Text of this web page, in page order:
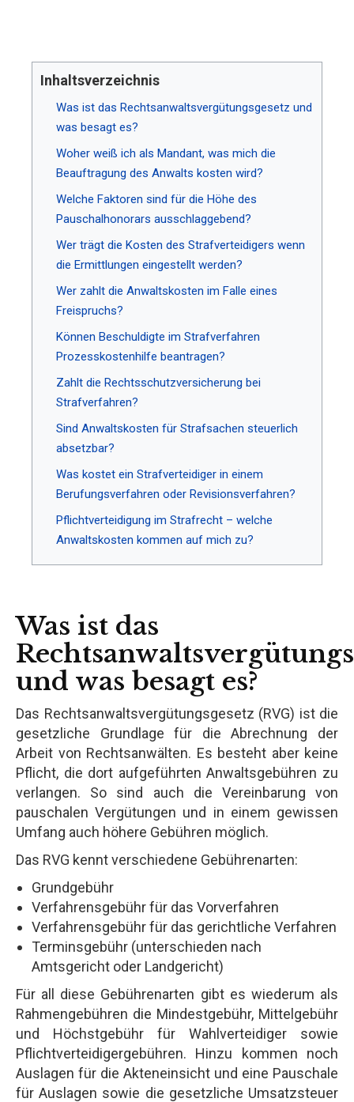
Inhaltsverzeichnis
Was ist das Rechtsanwaltsvergütungsgesetz und
was besagt es?
Woher weiß ich als Mandant, was mich die
Beauftragung des Anwalts kosten wird?
Welche Faktoren sind für die Höhe des
Pauschalhonorars ausschlaggebend?
Wer trägt die Kosten des Strafverteidigers wenn
die Ermittlungen eingestellt werden?
Wer zahlt die Anwaltskosten im Falle eines
Freispruchs?
Können Beschuldigte im Strafverfahren
Prozesskostenhilfe beantragen?
Zahlt die Rechtsschutzversicherung bei
Strafverfahren?
Sind Anwaltskosten für Strafsachen steuerlich
absetzbar?
Was kostet ein Strafverteidiger in einem
Berufungsverfahren oder Revisionsverfahren?
Pflichtverteidigung im Strafrecht – welche
Anwaltskosten kommen auf mich zu?
Was ist das
und was besagt es?
Das Rechtsanwaltsvergütungsgesetz (RVG) ist die
gesetzliche Grundlage für die Abrechnung der
Arbeit von Rechtsanwälten. Es besteht aber keine
Pflicht, die dort aufgeführten Anwaltsgebühren zu
verlangen. So sind auch die Vereinbarung von
pauschalen Vergütungen und in einem gewissen
Umfang auch höhere Gebühren möglich.
Das RVG kennt verschiedene Gebührenarten:
Grundgebühr
Verfahrensgebühr für das Vorverfahren
Verfahrensgebühr für das gerichtliche Verfahren
Terminsgebühr (unterschieden nach
Amtsgericht oder Landgericht)
Für all diese Gebührenarten gibt es wiederum als
Rahmengebühren die Mindestgebühr, Mittelgebühr
und Höchstgebühr für Wahlverteidiger sowie
Pflichtverteidigergebühren. Hinzu kommen noch
Auslagen für die Akteneinsicht und eine Pauschale
für Auslagen sowie die gesetzliche Umsatzsteuer